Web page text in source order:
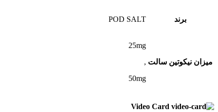
برند POD SALT
میزان نیکوتین سالت
25mg
,
50mg
Video Card